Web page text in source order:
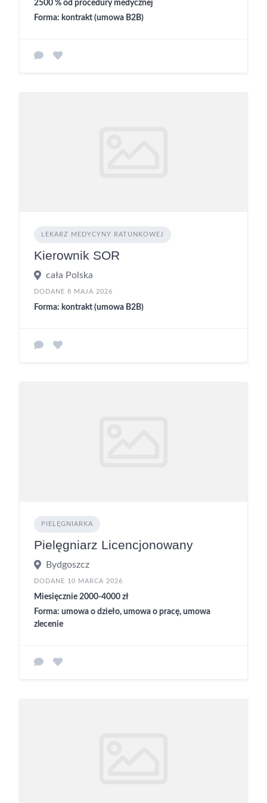
2500 % od procedury medycznej
Forma: kontrakt (umowa B2B)
LEKARZ MEDYCYNY RATUNKOWEJ
Kierownik SOR
cała Polska
DODANE 8 MAJA 2026
Forma: kontrakt (umowa B2B)
PIELĘGNIARKA
Pielęgniarz Licencjonowany
Bydgoszcz
DODANE 10 MARCA 2026
Miesięcznie 2000-4000 zł
Forma: umowa o dzieło, umowa o pracę, umowa
zlecenie